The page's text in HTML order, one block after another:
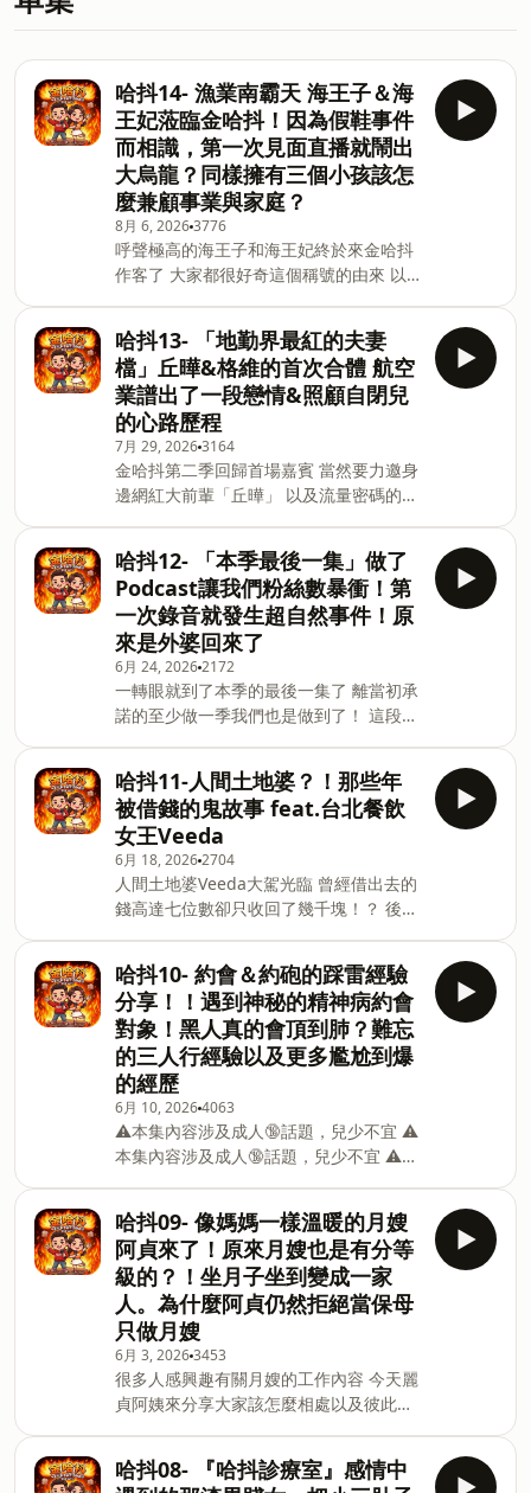
哈抖14- 漁業南霸天 海王子＆海
王妃蒞臨金哈抖！因為假鞋事件
而相識，第一次見面直播就鬧出
大烏龍？同樣擁有三個小孩該怎
麼兼顧事業與家庭？
8月 6, 20263776
呼聲極高的海王子和海王妃終於來金哈抖
作客了 大家都很好奇這個稱號的由來 以
程度遠遠超出我們的想像 無酒不歡的他們
是該怎麼在參與酒局的同時又照顧好家庭
的呢？ 📅 每週四固定更新 📱 更多主持人
的生活日常請追蹤Instagram 美寶
ihua_chen 師兄 jus0924 海王子 6968h3
海王妃 hsuan_tsai 💌 合作邀約聯繫
meatmuq@gmail.com 📻 以下平台也可
以聽到我們的Podcast Apple Podcast :
https ://reurl.cc/xWv15e Soundon :
http s://reurl.cc/kpyqx3 Spotify : htt
ps://reurl.cc/ppvZlb
哈抖13- 「地勤界最紅的夫妻
檔」丘曄&格維的首次合體 航空
業譜出了一段戀情&照顧自閉兒
的心路歷程
7月 29, 20263164
金哈抖第二季回歸首場嘉賓 當然要力邀身
邊網紅大前輩「丘曄」 以及流量密碼的地
談戀愛？平常相處模式？丘的退職，格維
是祝福還是更辛苦？兩人在家事及育兒分
配上是怎麼維持協調？當醫生宣告小兒子
是自閉兒時，雙方如何去調整自己的心態
去面對呢？ 📅 每週四固定更新 📱 更多主
持人的生活日常請追蹤Instagram 美寶
ihua_chen 師兄 jus0924 丘曄 choo_yeh
范格維 kewei_fan 💌 合作邀約聯繫
meatmuq@gmail.com 📻 以下平台也可
以聽到我們的Podcast Apple Podcast :
https://reurl.cc/xWv15e Soundon :
https://reurl.cc/kpyqx3 Spotify
哈抖12- 「本季最後一集」做了
Podcast讓我們粉絲數暴衝！第
一次錄音就發生超自然事件！原
來是外婆回來了
6月 24, 20262172
一轉眼就到了本季的最後一集了 離當初承
諾的至少做一季我們也是做到了！ 這段時
饋 受到你們的喜歡 但天下無不散的宴席
送君千里終須一別…！？ 就先讓主持人們
休息一段時間 充個電 到時候我們會帶著
更精彩的內容回來的！ 那這一季的內容就
先到這邊，我們 下次見 ♥️ 🎧想我們的話
或是有任何意見也歡迎私訊我們的
Instagram來找我們聊天喔～ 也歡迎來我
們的品牌逛逛
https://www.every9market.com.tw/ 金
哈抖聽眾專屬折扣碼「hardo」 可享50元
優惠 🎁 📅 每週四固定更新 📱 更多主持人
的生活日常請追蹤Instagram 美寶
ihua_chen 師兄 jus0924 💌 合作邀約聯
繫 mea
哈抖11-人間土地婆？！那些年
被借錢的鬼故事 feat.台北餐飲
女王Veeda
6月 18, 20262704
人間土地婆Veeda大駕光臨 曾經借出去的
錢高達七位數卻只收回了幾千塊！？ 後來
鬼故事今天在金哈抖首次公開 📅 每週四
固定更新 📱 更多主持人的生活日常請追
蹤Instagram 美寶 ihua_chen 師兄
jus0924 Veeda veedachang_ 💌 合作邀
約聯繫 meatmuq@gmail.com 📻 以下平
台也可以聽到我們的Podcast Apple
Podcast : https://reurl.cc/xWv15e
Soundon : https://reurl.cc/kpyqx3
Spotify : https://reurl.cc/ppvZlb
KKBOX : https://reurl.cc/Z2V1K3 -- Hos
哈抖10- 約會＆約砲的踩雷經驗
分享！！遇到神秘的精神病約會
對象！黑人真的會頂到肺？難忘
的三人行經驗以及更多尷尬到爆
的經歷
6月 10, 20264063
⚠️本集內容涉及成人🔞話題，兒少不宜 ⚠️
本集內容涉及成人🔞話題，兒少不宜 ⚠️本
集跟大家分享三位主持人年少輕狂時期的
各種奇耙約會以及約砲對象 經驗豐富的來
賓不但有過三人行的經驗 甚至還有遇過黑
人隔天早上掰咖走回家的甘苦談？！ 辛辣
程度絕對超乎你的想像！ 本周美寶團購
『頂級私密護理』 單件79折 三件75折 五
件7折 ～6/14 23:59 下單連結
🔗https://gbf.tw/53ulj 📅 每週四固定更
新 📱 更多主持人的生活日常請追蹤
Instagram 美寶 ihua_chen 師兄
jus0924 Joe holditagainstcriminal 💌
合作邀約聯繫 meatmuq@gmail.com 📻
哈抖09- 像媽媽一樣溫暖的月嫂
阿貞來了！原來月嫂也是有分等
級的？！坐月子坐到變成一家
人。為什麼阿貞仍然拒絕當保母
只做月嫂
6月 3, 20263453
很多人感興趣有關月嫂的工作內容 今天麗
貞阿姨來分享大家該怎麼相處以及彼此該
約結束後還會維持那麼好的關係 還有阿姨
在工作中遇到的各種趣事 趕快進來聽聽看
哈抖08- 『哈抖診療室』感情中